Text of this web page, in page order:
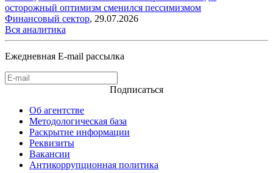
осторожный оптимизм сменился пессимизмом
Финансовый сектор, 29.07.2026
Вся аналитика
Ежедневная E-mail рассылка
Подписаться
Об агентстве
Методологическая база
Раскрытие информации
Реквизиты
Вакансии
Антикоррупционная политика